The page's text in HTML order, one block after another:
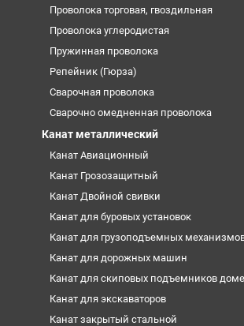
Проволока торговая, гвоздильная
Проволока углеродистая
Пружинная проволока
Репейник (Гюрза)
Сварочная проволока
Сварочно омедненная проволока
Канат металлический
Канат Авиационный
Канат Грозозащитный
Канат Двойной свивки
Канат для буровых установок
Канат для грузоподъемных
Канат для дорожных машин
Канат для скиповых подъемников
Канат для экскаваторов
Канат закрытый стальной